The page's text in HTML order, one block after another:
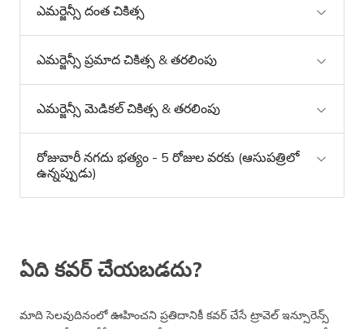
ఎమర్జెన్సీ దంత చికిత్స
ఎమర్జెన్సీ ప్రమాద చికిత్స & తరలింపు
ఎమర్జెన్సీ మెడికల్ చికిత్స & తరలింపు
రోజువారీ నగదు భత్యం - 5 రోజుల వరకు (ఆసుపత్రిలో
ఉన్నప్పుడు)
ఏది కవర్ చేయబడదు?
మాది సెలవుదినంలో ఊహించని ప్రతిదానికీ కవర్ చేసే ట్రావెల్ ఇన్సూరెన్స్